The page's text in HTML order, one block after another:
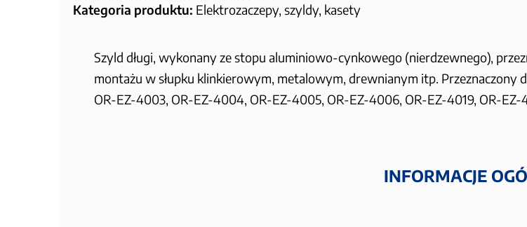
Kategoria produktu: Elektrozaczepy, szyldy, kasety
Szyld długi, wykonany ze stopu aluminiowo-cynkowego (nierdzewnego),
montażu w słupku klinkierowym, metalowym, drewnianym itp. Przeznaczony
OR-EZ-4003, OR-EZ-4004, OR-EZ-4005, OR-EZ-4006, OR-EZ-4019, OR-
INFORMACJE